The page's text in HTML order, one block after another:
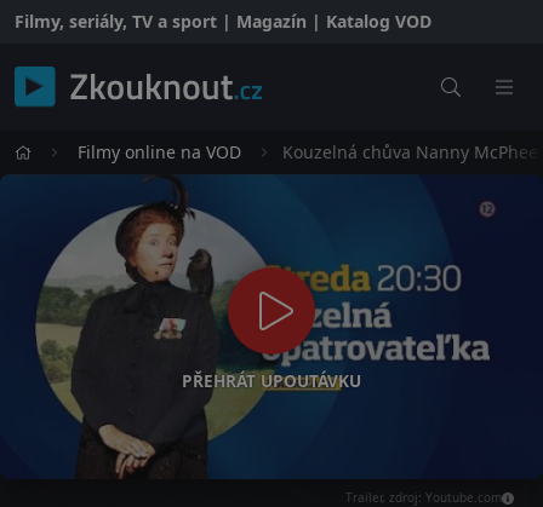
Filmy, seriály, TV a sport | Magazín | Katalog VOD
Filmy online na VOD Kouzelná chůva Nanny McPhee
PŘEHRÁT UPOUTÁVKU
Trailer, zdroj: Youtube.com